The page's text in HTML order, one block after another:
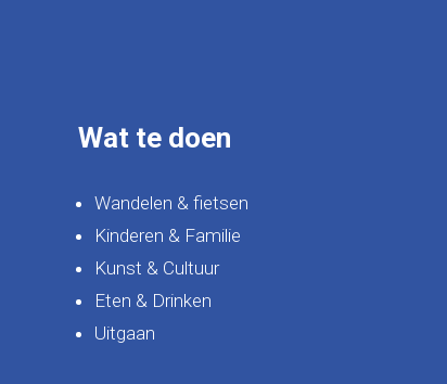
Wat te doen
Wandelen & fietsen
Kinderen & Familie
Kunst & Cultuur
Eten & Drinken
Uitgaan